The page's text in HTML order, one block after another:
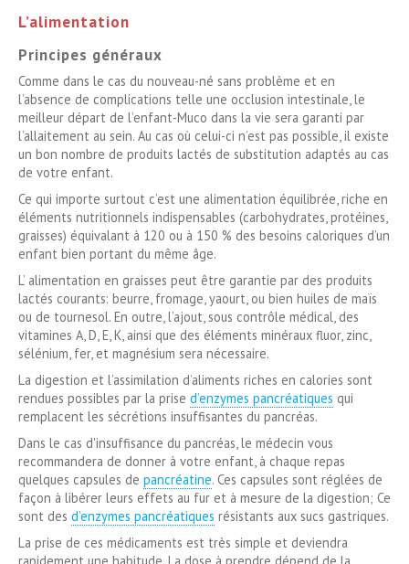
L’alimentation
Principes généraux
Comme dans le cas du nouveau-né sans problème et en
l’absence de complications telle une occlusion intestinale, le
meilleur départ de l’enfant-Muco dans la vie sera garanti par
l’allaitement au sein. Au cas où celui-ci n’est pas possible, il existe
un bon nombre de produits lactés de substitution adaptés au cas
de votre enfant.
Ce qui importe surtout c’est une alimentation équilibrée, riche en
éléments nutritionnels indispensables (carbohydrates, protéines,
graisses) équivalant à 120 ou à 150 % des besoins caloriques d’un
enfant bien portant du même âge.
L’ alimentation en graisses peut être garantie par des produits
lactés courants: beurre, fromage, yaourt, ou bien huiles de maïs
ou de tournesol. En outre, l’ajout, sous contrôle médical, des
vitamines A, D, E, K, ainsi que des éléments minéraux fluor, zinc,
sélénium, fer, et magnésium sera nécessaire.
La digestion et l’assimilation d’aliments riches en calories sont
rendues possibles par la prise d’enzymes pancréatiques qui
remplacent les sécrétions insuffisantes du pancréas.
Dans le cas d'insuffisance du pancréas, le médecin vous
recommandera de donner à votre enfant, à chaque repas
quelques capsules de pancréatine. Ces capsules sont réglées de
façon à libérer leurs effets au fur et à mesure de la digestion; Ce
sont des d’enzymes pancréatiques résistants aux sucs gastriques.
La prise de ces médicaments est très simple et deviendra